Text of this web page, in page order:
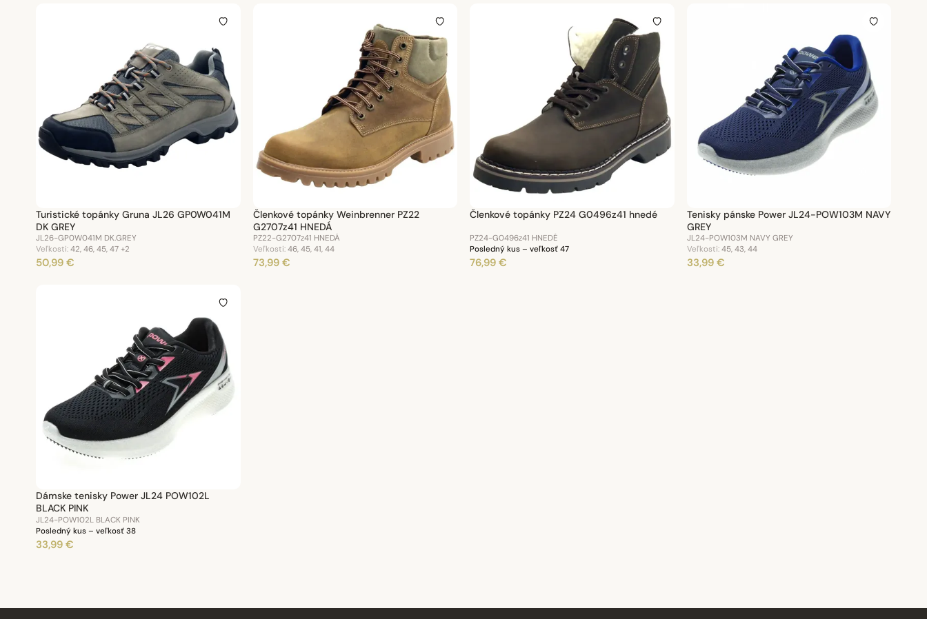
Turistické topánky Gruna JL26 GP0W041M
DK GREY
JL26-GP0W041M DK.GREY
Veľkosti: 42, 46, 45, 47 +2
50,99 €
Členkové topánky Weinbrenner PZ22
G2707z41 HNEDÁ
PZ22-G2707z41 HNEDÁ
Veľkosti:46, 45, 41, 44
73,99 €
Členkové topánky PZ24 G0496z41 hnedé
PZ24-G0496z41 HNEDÉ
Posledný kus – veľkosť 47
76,99 €
Tenisky pánske Power JL24-POW103M NAVY
GREY
JL24-POW103M NAVY GREY
Veľkosti:45, 43, 44
33,99 €
Dámske tenisky Power JL24 POW102L
BLACK PINK
JL24-POW102L BLACK PINK
Posledný kus – veľkosť 38
33,99 €